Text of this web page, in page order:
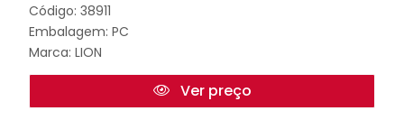
Código: 38911
Embalagem: PC
Marca: LION
Ver preço